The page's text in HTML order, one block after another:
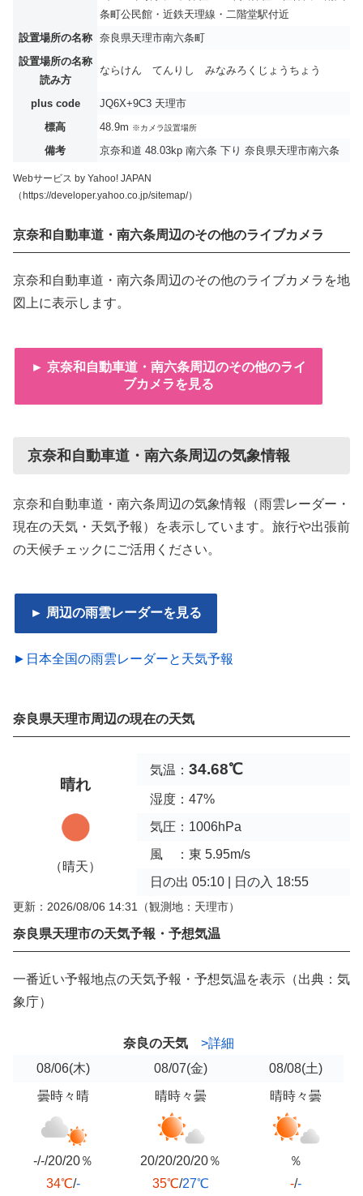
条町公民館・近鉄天理線・二階堂駅付近
設置場所の名称
奈良県天理市南六条町
設置場所の名称
読み方
ならけん てんりし みなみろくじょうちょう
plus code
JQ6X+9C3 天理市
標高
48.9m ※カメラ設置場所
備考 京奈和道 48.03kp 南六条 下り 奈良県天理市南六条
Webサービス by Yahoo! JAPAN
（https://developer.yahoo.co.jp/sitemap/）
京奈和自動車道・南六条周辺のその他のライブカメラ
京奈和自動車道・南六条周辺のその他のライブカメラを地
図上に表示します。
► 京奈和自動車道・南六条周辺のその他のライ
ブカメラを見る
京奈和自動車道・南六条周辺の気象情報
京奈和自動車道・南六条周辺の気象情報（雨雲レーダー・
現在の天気・天気予報）を表示しています。旅行や出張前
の天候チェックにご活用ください。
► 周辺の雨雲レーダーを見る
►日本全国の雨雲レーダーと天気予報
奈良県天理市周辺の現在の天気
晴れ
（晴天）
気温： 34.68℃
湿度：47%
気圧：1006hPa
風 ：東 5.95m/s
日の出 05:10 | 日の入 18:55
更新：2026/08/06 14:31 （観測地：天理市）
奈良県天理市の天気予報・予想気温
一番近い予報地点の天気予報・予想気温を表示（出典：気
象庁）
奈良の天気
>詳細
08/06(木) 08/07(金) 08/08(土)
曇時々晴
-/-/20/20％
34℃/-
晴時々曇
20/20/20/20％
35℃/27℃
晴時々曇
％
-/-